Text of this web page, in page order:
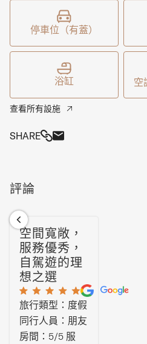
停車位（有蓋）
浴缸 空
查看所有設施
SHARE
評論
空間寬敞，
服務優秀，
自駕遊的理
想之選
旅行類型：度假
同行人員：朋友
房間：5/5 服